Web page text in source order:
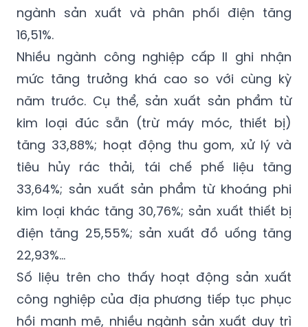
ngành sản xuất và phân phối điện tăng
16,51%.
Nhiều ngành công nghiệp cấp II ghi nhận
mức tăng trưởng khá cao so với cùng kỳ
năm trước. Cụ thể, sản xuất sản phẩm từ
kim loại đúc sẵn (trừ máy móc, thiết bị)
tăng 33,88%; hoạt động thu gom, xử lý và
tiêu hủy rác thải, tái chế phế liệu tăng
33,64%; sản xuất sản phẩm từ khoáng phi
kim loại khác tăng 30,76%; sản xuất thiết bị
điện tăng 25,55%; sản xuất đồ uống tăng
22,93%...
Số liệu trên cho thấy hoạt động sản xuất
công nghiệp của địa phương tiếp tục phục
hồi mạnh mẽ, nhiều ngành sản xuất duy trì